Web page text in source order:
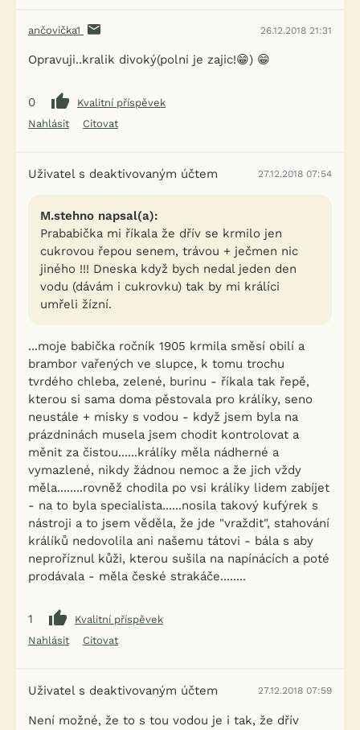
ančovička1 26.12.2018 21:31
Opravuji..kralik divoký(polni je zajic!😁) 😁
0
Kvalitní příspěvek
Nahlásit
Citovat
Uživatel s deaktivovaným účtem 27.12.2018 07:54
M.stehno napsal(a):
Prababička mi říkala že dřív se krmilo jen
cukrovou řepou senem, trávou + ječmen nic
jiného !!! Dneska když bych nedal jeden den
vodu (dávám i cukrovku) tak by mi králíci
umřeli žízní.
...moje babička ročník 1905 krmila směsí obilí a
brambor vařených ve slupce, k tomu trochu
tvrdého chleba, zelené, burinu - říkala tak řepě,
kterou si sama doma pěstovala pro králíky, seno
neustále + misky s vodou - když jsem byla na
prázdninách musela jsem chodit kontrolovat a
měnit za čistou......králíky měla nádherné a
vymazlené, nikdy žádnou nemoc a že jich vždy
měla........rovněž chodila po vsi králíky lidem zabíjet
- na to byla specialista......nosila takový kufýrek s
nástroji a to jsem věděla, že jde "vraždit", stahování
králíků nedovolila ani našemu tátovi - bála s aby
neproříznul kůži, kterou sušila na napínácích a poté
prodávala - měla české strakáče........
1
Kvalitní příspěvek
Nahlásit
Citovat
Uživatel s deaktivovaným účtem 27.12.2018 07:59
Není možné, že to s tou vodou je i tak, že dřív